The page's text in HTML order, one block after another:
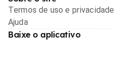
Termos de uso e privacidade
Ajuda
Baixe o aplicativo